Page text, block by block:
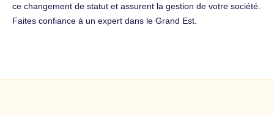
ce changement de statut et assurent la gestion de votre société.
Faites confiance à un expert dans le Grand Est.